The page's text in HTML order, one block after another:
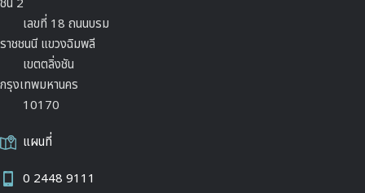
เลขที่ 18 ถนนบรม
ราชชนนี แขวงฉิมพลี
เขตตลิ่งชัน
กรุงเทพมหานคร
10170
แผนที่
0 2448 9111